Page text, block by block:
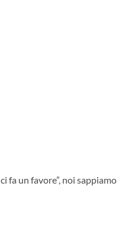
fa un favore”, noi sappiamo